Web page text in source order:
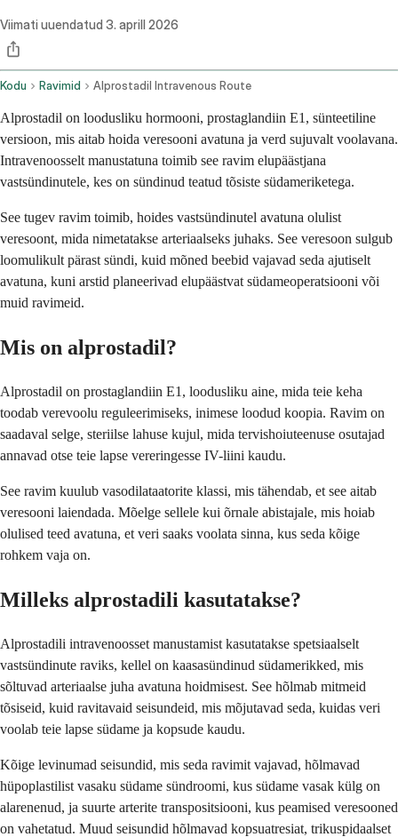
Viimati uuendatud 3. aprill 2026
Kodu Ravimid Alprostadil Intravenous Route
Alprostadil on loodusliku hormooni, prostaglandiin E1, sünteetiline
versioon, mis aitab hoida veresooni avatuna ja verd sujuvalt voolavana.
Intravenoosselt manustatuna toimib see ravim elupäästjana
vastsündinutele, kes on sündinud teatud tõsiste südameriketega.
See tugev ravim toimib, hoides vastsündinutel avatuna olulist
veresoont, mida nimetatakse arteriaalseks juhaks. See veresoon sulgub
loomulikult pärast sündi, kuid mõned beebid vajavad seda ajutiselt
avatuna, kuni arstid planeerivad elupäästvat südameoperatsiooni või
muid ravimeid.
Mis on alprostadil?
Alprostadil on prostaglandiin E1, loodusliku aine, mida teie keha
toodab verevoolu reguleerimiseks, inimese loodud koopia. Ravim on
saadaval selge, steriilse lahuse kujul, mida tervishoiuteenuse osutajad
annavad otse teie lapse vereringesse IV-liini kaudu.
See ravim kuulub vasodilataatorite klassi, mis tähendab, et see aitab
veresooni laiendada. Mõelge sellele kui õrnale abistajale, mis hoiab
olulised teed avatuna, et veri saaks voolata sinna, kus seda kõige
rohkem vaja on.
Milleks alprostadili kasutatakse?
Alprostadili intravenoosset manustamist kasutatakse spetsiaalselt
vastsündinute raviks, kellel on kaasasündinud südamerikked, mis
sõltuvad arteriaalse juha avatuna hoidmisest. See hõlmab mitmeid
tõsiseid, kuid ravitavaid seisundeid, mis mõjutavad seda, kuidas veri
voolab teie lapse südame ja kopsude kaudu.
Kõige levinumad seisundid, mis seda ravimit vajavad, hõlmavad
hüpoplastilist vasaku südame sündroomi, kus südame vasak külg on
alarenenud, ja suurte arterite transpositsiooni, kus peamised veresooned
on vahetatud. Muud seisundid hõlmavad kopsuatresiat, trikuspidaalset